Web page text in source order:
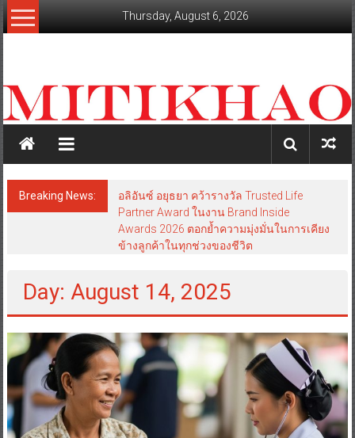
Skip
to
Thursday, August 6, 2026
สะท้อน
ลึก
เหลี่ยม
มุม
เศรษฐกิจ-
การเมือง-
Breaking News:
อลิอันซ์ อยุธยา คว้ารางวัล Trusted Life
Partner Award ในงาน Brand Inside
Awards 2026 ตอกย้ำความมุ่งมั่นในการเคียง
ข้างลูกค้าในทุกช่วงของชีวิต
Day: August 14, 2025